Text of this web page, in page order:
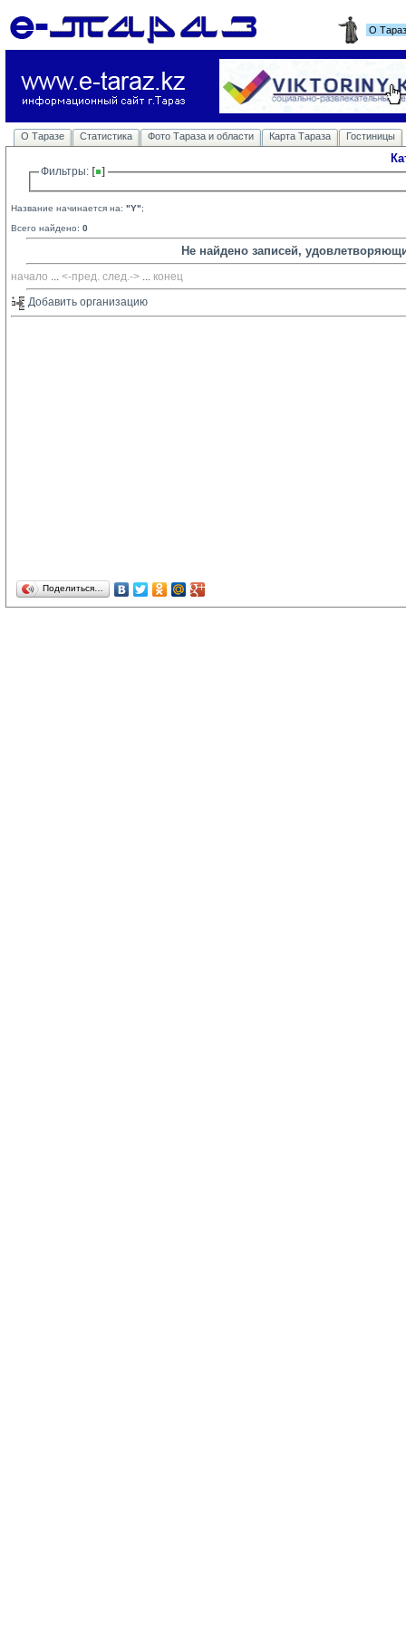
О
О Таразе Статистика Фото Тараза и области Карта Тараза Гостиницы
Фильтры:
Название начинается на: "Y";
Всего найдено: 0
Не найдено записей,
начало ... <-пред. след.-> ... конец
Добавить организацию
Поделиться…